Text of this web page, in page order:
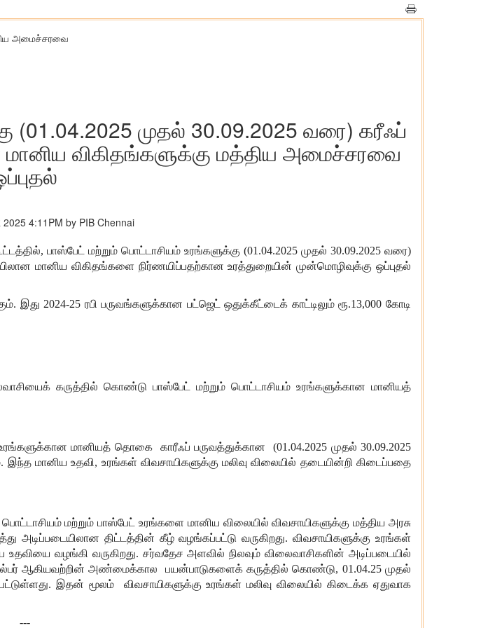
அமைச்சரவை
(01.04.2025 முதல் 30.09.2025 வரை) கரீஃப்
விகிதங்களுக்கு மத்திய அமைச்சரவை
2025 4:11PM by PIB Chennai
பாஸ்பேட் மற்றும் பொட்டாசியம் உரங்களுக்கு (01.04.2025 முதல் 30.09.2025 வரை)
மானிய விகிதங்களை நிர்ணயிப்பதற்கான உரத்துறையின் முன்மொழிவுக்கு ஒப்புதல்
இது 2024-25 ரபி பருவங்களுக்கான பட்ஜெட் ஒதுக்கீட்டைக் காட்டிலும் ரூ.13,000 கோடி
கருத்தில் கொண்டு பாஸ்பேட் மற்றும் பொட்டாசியம் உரங்களுக்கான மானியத்
மானியத் தொகை காரீஃப் பருவத்துக்கான (01.04.2025 முதல் 30.09.2025
மானிய உதவி, உரங்கள் விவசாயிகளுக்கு மலிவு விலையில் தடையின்றி கிடைப்பதை
மற்றும் பாஸ்பேட் உரங்களை மானிய விலையில் விவசாயிகளுக்கு மத்திய அரசு
அடிப்படையிலான திட்டத்தின் கீழ் வழங்கப்பட்டு வருகிறது. விவசாயிகளுக்கு உரங்கள்
வழங்கி வருகிறது. சர்வதேச அளவில் நிலவும் விலைவாசிகளின் அடிப்படையில்
சல்பர் ஆகியவற்றின் அண்மைக்கால பயன்பாடுகளைக் கருத்தில் கொண்டு, 01.04.25 முதல்
இதன் மூலம் விவசாயிகளுக்கு உரங்கள் மலிவு விலையில் கிடைக்க ஏதுவாக
---